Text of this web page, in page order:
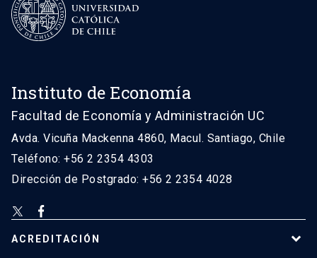
Instituto de Economía
Facultad de Economía y Administración UC
Avda. Vicuña Mackenna 4860, Macul. Santiago, Chile
Teléfono: +56 2 2354 4303
Dirección de Postgrado: +56 2 2354 4028
ACREDITACIÓN